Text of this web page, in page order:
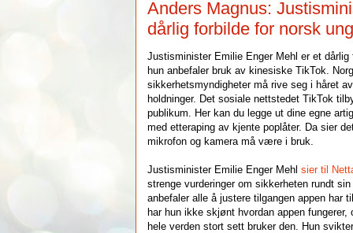
Anders Magnus:
dårlig forbilde for norsk
Justisminister Emilie Enger Mehl er et dårlig
hun anbefaler bruk av kinesiske TikTok.
sikkerhetsmyndigheter må rive seg i håret
holdninger. Det sosiale nettstedet TikTok
publikum. Her kan du legge ut dine egne
med etteraping av kjente poplåter. Da sier
mikrofon og kamera må være i bruk.
Justisminister Emilie Enger Mehlsier til
strenge vurderinger om sikkerheten rundt
anbefaler alle å justere tilgangen appen har
har hun ikke skjønt hvordan appen fungerer,
hele verden stort sett bruker den. Hun